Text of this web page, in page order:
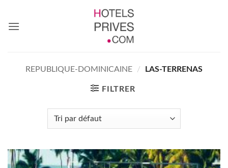
contenu
REPUBLIQUE-DOMINICAINE / LAS-TERRENAS
FILTRER